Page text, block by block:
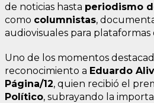
de noticias hasta periodismo
como columnistas,
audiovisuales para plataformas
Uno de los momentos
reconocimiento a Eduardo
Página/12, quien recibió el
Político, subrayando la